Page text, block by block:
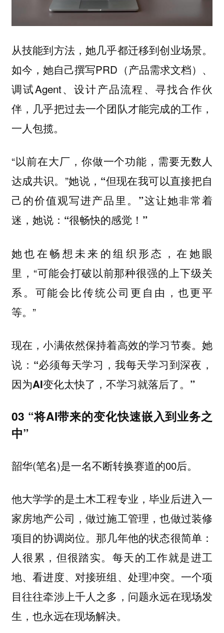
从技能到方法，她几乎都迁移到创业场景。
如今，她自己撰写PRD（产品需求文档）、
调试Agent、设计产品流程、寻找合作伙
伴，几乎把过去一个团队才能完成的工作，
一人包揽。
“以前在大厂，你做一个功能，需要无数人
达成共识。”她说， “但现在我可以直接把自
己的价值观写进产品里。”这让她非常着
迷，她说：“很畅快的感觉！”
她也在畅想未来的组织形态，在她眼
里，“可能会打破以前那种很强的上下级关
系。可能会比传统公司更自由，也更平
等。”
现在，小满依然保持着高效的学习节奏。她
说： “必须每天学习，我每天学习到深夜，
因为AI变化太快了，不学习就落后了。”
03 “将AI带来的变化快速嵌入到业务之
中”
韶华(笔名)是一名不断转换赛道的00后。
他大学学的是土木工程专业，毕业后进入一
家房地产公司，做过施工管理，也做过装修
项目的协调岗位。那几年他的状态很简单：
人很累，但很踏实。每天的工作就是进工
地、看进度、对接班组、处理冲突。一个项
目往往牵涉上千人之多，问题永远在现场发
生，也永远在现场解决。